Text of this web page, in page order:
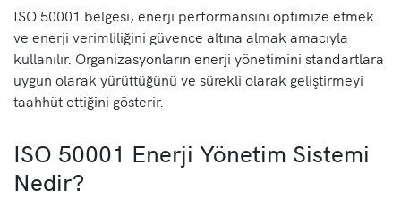
ISO 50001 belgesi, enerji performansını optimize etmek
ve enerji verimliliğini güvence altına almak amacıyla
kullanılır. Organizasyonların enerji yönetimini standartlara
uygun olarak yürüttüğünü ve sürekli olarak geliştirmeyi
taahhüt ettiğini gösterir.
ISO 50001 Enerji Yönetim Sistemi
Nedir?